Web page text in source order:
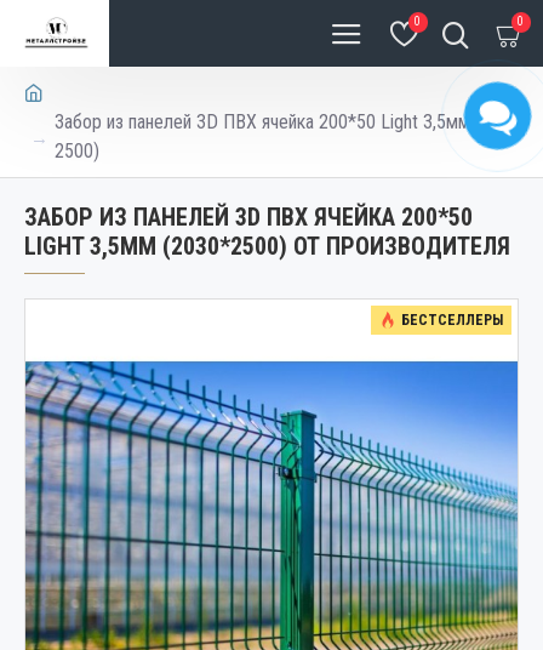
0 0
Забор из панелей 3D ПВХ ячейка 200*50 Light 3,5мм (2030*
2500)
ЗАБОР ИЗ ПАНЕЛЕЙ 3D ПВХ ЯЧЕЙКА 200*50
LIGHT 3,5ММ (2030*2500) ОТ ПРОИЗВОДИТЕЛЯ
БЕСТСЕЛЛЕРЫ